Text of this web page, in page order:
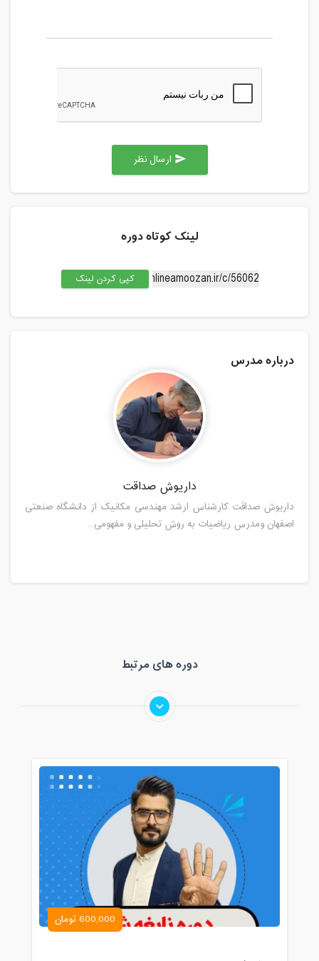
send
لینک کوتاه دوره
کپی کردن لینک
درباره مدرس
داریوش صداقت
داریوش صداقت کارشناس ارشد مهندسی مکانیک از دانشگاه صنعتی
اصفهان ومدرس ریاضیات به روش تحلیلی و مفهومی...
دوره های مرتبط
600,000 تومان